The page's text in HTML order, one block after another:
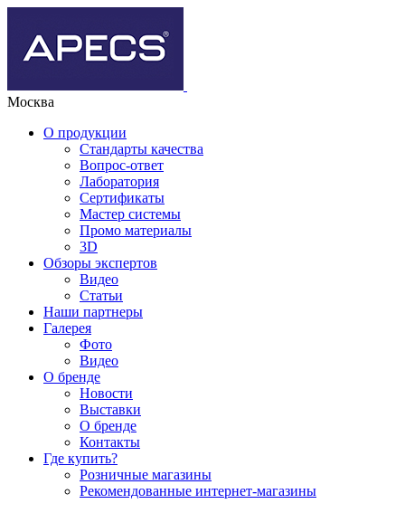
Москва
О продукции
Стандарты качества
Вопрос-ответ
Лаборатория
Сертификаты
Мастер системы
Промо материалы
3D
Обзоры экспертов
Видео
Статьи
Наши партнеры
Галерея
Фото
Видео
О бренде
Новости
Выставки
О бренде
Контакты
Где купить?
Розничные магазины
Рекомендованные интернет-магазины